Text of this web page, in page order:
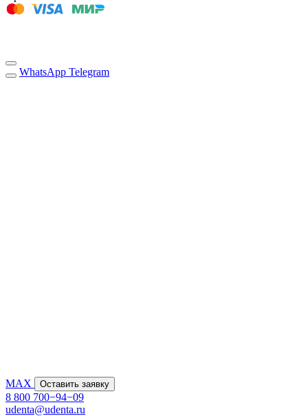
WhatsApp Telegram
MAX Оставить заявку
8 800 700−94−09
udenta@udenta.ru